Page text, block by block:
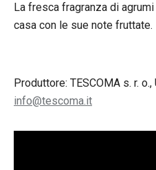
La fresca fragranza di
casa con le sue note fruttate.
Produttore: TESCOMA s. r.
info@tescoma.it